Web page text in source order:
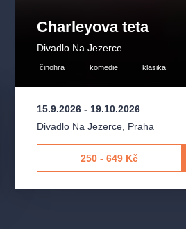
Charleyova teta
Divadlo Na Jezerce
činohra komedie klasika
15.9.2026- 19.10.2026
Divadlo Na Jezerce, Praha
250 - 649 Kč